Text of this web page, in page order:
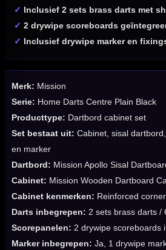
✓ Inclusief 2 sets brass darts met
✓ 2 drywipe scoreboards
✓ Inclusief drywipe marker en
Merk: Mission
Serie: Home Darts Centre Plain Black
Producttype: Dartbord cabinet set
Set bestaat uit: Cabinet, sisal
en marker
Dartbord: Mission Apollo Sisal
Cabinet: Mission Wooden Dartboard
Cabinet kenmerken: Reinforced
Darts inbegrepen: 2 sets brass darts /
Scorepanelen: 2 drywipe scoreboards
Marker inbegrepen: Ja, 1 drywipe